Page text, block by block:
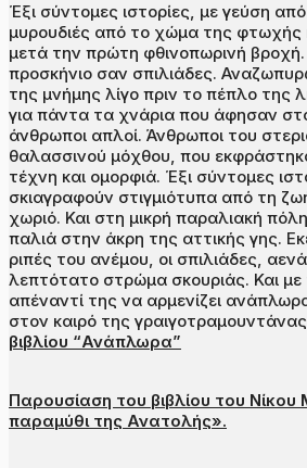
Έξι σύντομες ιστορίες, με γεύση
μυρουδιές από το χώμα της φτωχής
μετά την πρώτη φθινοπωρινή
προσκήνιο σαν σπιλιάδες.
της μνήμης λίγο πριν το πέπλο της
για πάντα τα χνάρια που άφησαν
άνθρωποι απλοί. Άνθρωποι του
θαλασσινού μόχθου, που
τέχνη και ομορφιά. Έξι σύντομες
σκιαγραφούν στιγμιότυπα από τη
χωριό. Και στη μικρή παραλιακή
παλιά στην άκρη της αττικής γης.
ριπές του ανέμου, οι σπιλιάδες,
λεπτότατο στρώμα σκουριάς. Και με
απέναντί της να αρμενίζει
στον καιρό της
βιβλίου “Ανάπλωρα”
Παρουσίαση του βιβλίου του
παραμύθι της Ανατολής».